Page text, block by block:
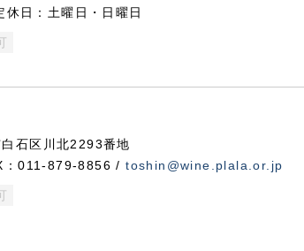
日：土曜日・日曜日
石区川北2293番地
：011-879-8856 /toshin@wine.plala.or.jp